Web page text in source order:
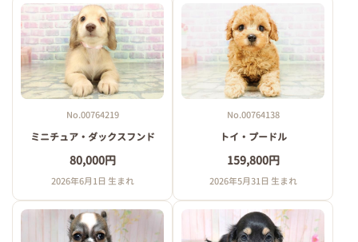
No.00764219
ミニチュア・ダックスフンド
80,000円
2026年6月1日 生まれ
No.00764138
トイ・プードル
159,800円
2026年5月31日 生まれ